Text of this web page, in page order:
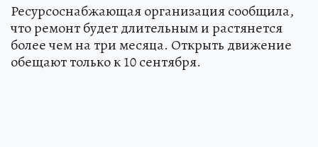
Ресурсоснабжающая организация сообщила,
что ремонт будет длительным и растянется
более чем на три месяца. Открыть движение
обещают только к 10 сентября.